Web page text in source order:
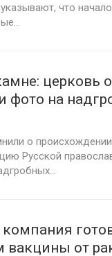
что
церковь
фото на
каноны
о
Русской
вакцины от